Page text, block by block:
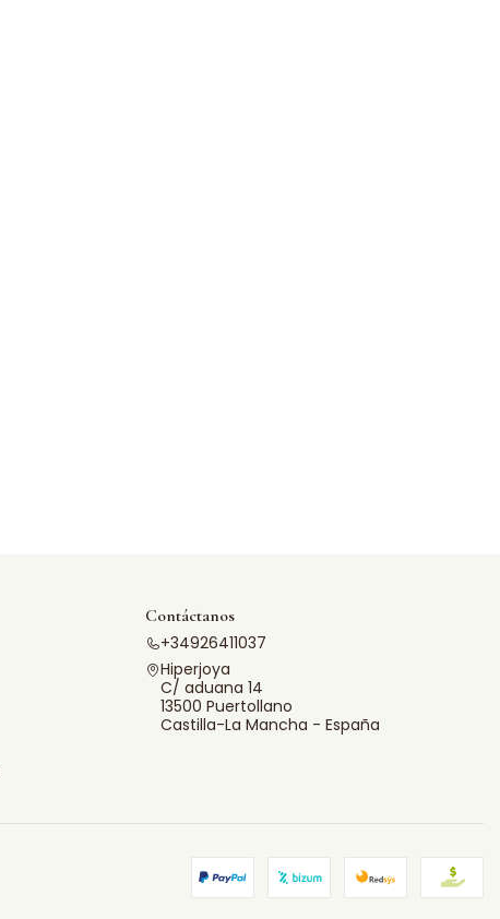
Contáctanos
+34926411037
Hiperjoya
C/ aduana 14
13500 Puertollano
Castilla-La Mancha - España